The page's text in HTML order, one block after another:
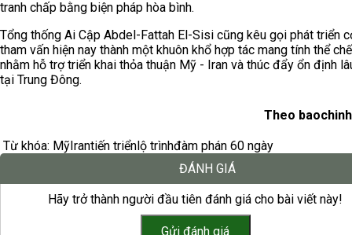
tranh chấp bằng biện pháp hòa bình.
Tổng thống Ai Cập Abdel-Fattah El-Sisi cũng kêu gọi phát triển
tham vấn hiện nay thành một khuôn khổ hợp tác mang tính thể
nhằm hỗ trợ triển khai thỏa thuận Mỹ - Iran và thúc đẩy ổn định
tại Trung Đông.
Theo
Từ khóa: MỹIrantiến triểnlộ trìnhđàm phán 60 ngày
ĐÁNH GIÁ
Hãy trở thành người đầu tiên đánh giá cho bài viết này!